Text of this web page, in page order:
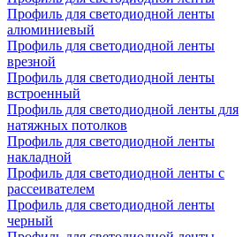
Профиль для светодиодной ленты
алюминиевый
Профиль для светодиодной ленты
врезной
Профиль для светодиодной ленты
встроенный
Профиль для светодиодной ленты для
натяжных потолков
Профиль для светодиодной ленты
накладной
Профиль для светодиодной ленты с
рассеивателем
Профиль для светодиодной ленты
черный